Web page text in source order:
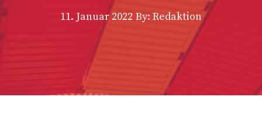
11. Januar 2022 By: Redaktion